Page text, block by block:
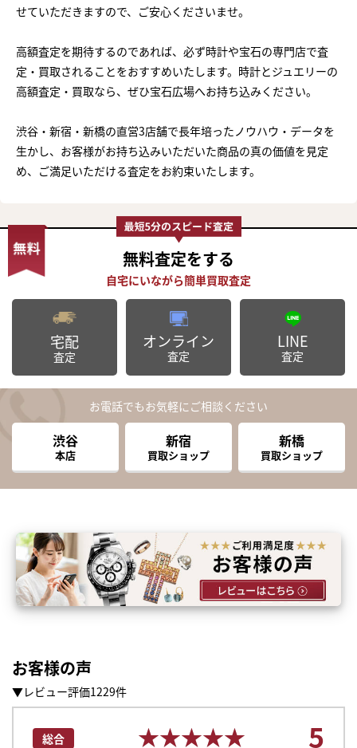
せていただきますので、ご安心くださいませ。
高額査定を期待するのであれば、必ず時計や宝石の専門店で査
定・買取されることをおすすめいたします。時計とジュエリーの
高額査定・買取なら、ぜひ宝石広場へお持ち込みください。
渋谷・新宿・新橋の直営3店舗で長年培ったノウハウ・データを
生かし、お客様がお持ち込みいただいた商品の真の価値を見定
め、ご満足いただける査定をお約束いたします。
無料査定をする
宅配
査定
オンライン
査定
LINE
査定
お電話でもお気軽にご相談ください
渋谷
本店
新宿
買取ショップ
新橋
買取ショップ
お客様の声
▼レビュー評価1229件
総合 ★★★★★
★★★★★ 5
まずは